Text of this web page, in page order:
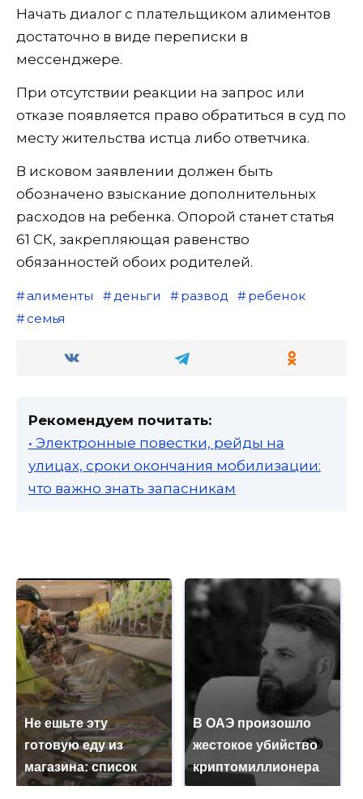
Начать диалог с плательщиком алиментов
достаточно в виде переписки в
мессенджере.
При отсутствии реакции на запрос или
отказе появляется право обратиться в суд по
месту жительства истца либо ответчика.
В исковом заявлении должен быть
обозначено взыскание дополнительных
расходов на ребенка. Опорой станет статья
61 СК, закрепляющая равенство
обязанностей обоих родителей.
алименты деньги развод
ребенок
семья
Рекомендуем почитать:
• Электронные повестки, рейды на
улицах, сроки окончания мобилизации:
что важно знать запасникам
Не ешьте эту
готовую еду из
магазина: список
В ОАЭ произошло
жестокое убийство
криптомиллионера